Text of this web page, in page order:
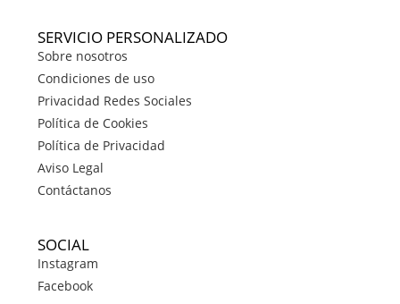
SERVICIO PERSONALIZADO
Sobre nosotros
Condiciones de uso
Privacidad Redes Sociales
Política de Cookies
Política de Privacidad
Aviso Legal
Contáctanos
SOCIAL
Instagram
Facebook